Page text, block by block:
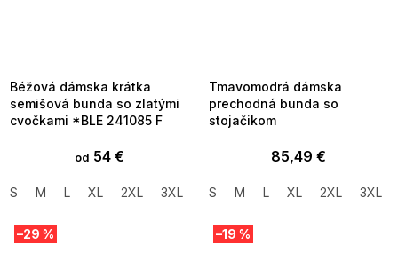
Béžová dámska krátka
semišová bunda so zlatými
cvočkami *BLE 241085 F
od 54 €
S M L XL 2XL 3XL
Tmavomodrá dámska
prechodná bunda so
stojačikom
85,49 €
S M L XL 2XL 3XL
–29 % –19 %